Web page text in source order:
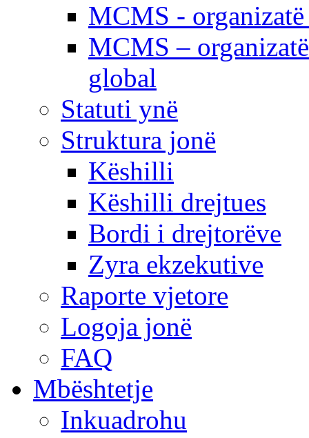
MCMS -
MCMS –
global
Statuti ynë
Struktura jonë
Këshilli
Këshilli drejtues
Bordi i drejtorëve
Zyra ekzekutive
Raporte vjetore
Logoja jonë
FAQ
Mbështetje
Inkuadrohu